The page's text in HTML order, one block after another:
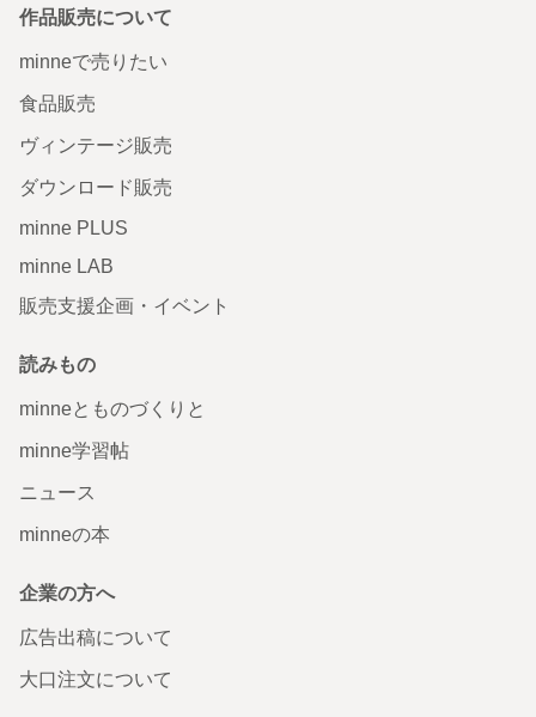
作品販売について
minneで売りたい
食品販売
ヴィンテージ販売
ダウンロード販売
minne PLUS
minne LAB
販売支援企画・イベント
読みもの
minneとものづくりと
minne学習帖
ニュース
minneの本
企業の方へ
広告出稿について
大口注文について